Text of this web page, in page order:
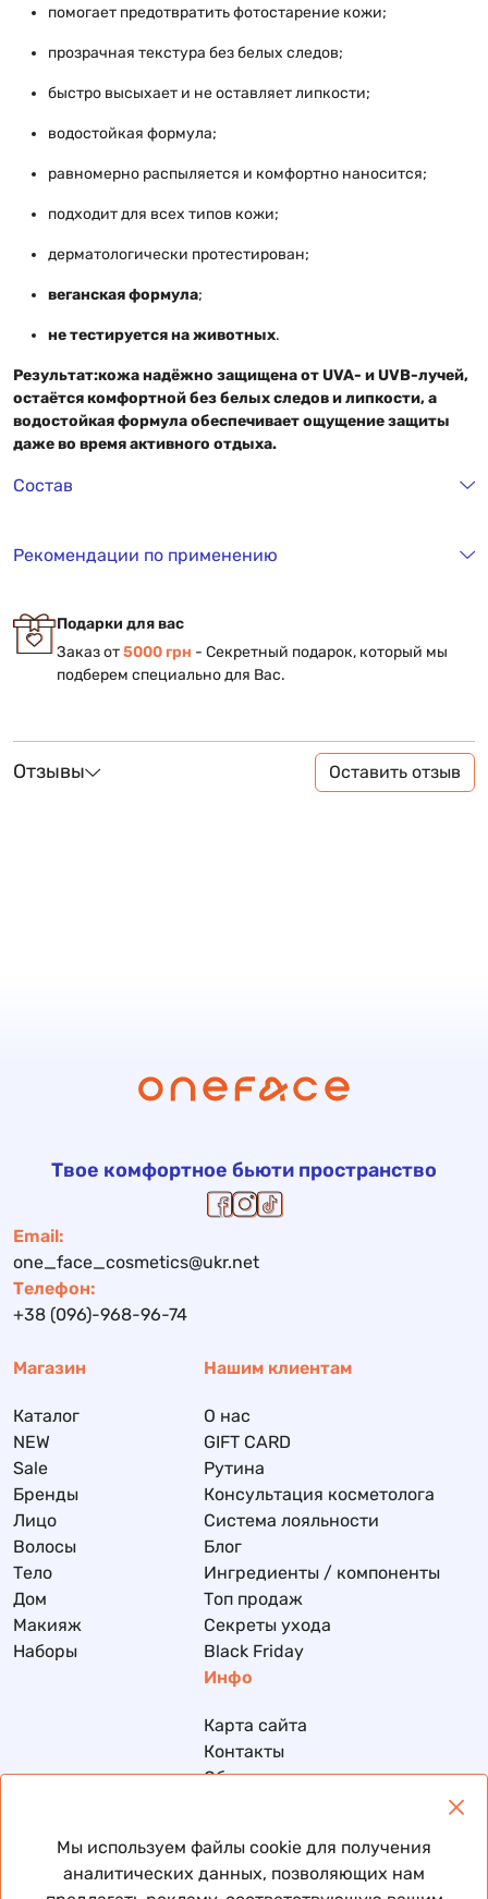
помогает предотвратить фотостарение кожи;
прозрачная текстура без белых следов;
быстро высыхает и не оставляет липкости;
водостойкая формула;
равномерно распыляется и комфортно наносится;
подходит для всех типов кожи;
дерматологически протестирован;
веганская формула;
не тестируется на животных.
Результат:кожа надёжно защищена от UVA- и UVB-лучей,
остаётся комфортной без белых следов и липкости, а
водостойкая формула обеспечивает ощущение защиты
даже во время активного отдыха.
Состав
Рекомендации по применению
Подарки для вас
Заказ от5000 грн - Секретный подарок, который мы
подберем специально для Вас.
Отзывы Оставить отзыв
Твое комфортное бьюти пространство
Email:
one_face_cosmetics@ukr.net
Телефон:
+38 (096)-968-96-74
Магазин
Каталог
NEW
Sale
Бренды
Лицо
Волосы
Тело
Дом
Макияж
Наборы
Нашим клиентам
О нас
GIFT CARD
Рутина
Консультация косметолога
Система лояльности
Блог
Ингредиенты / компоненты
Топ продаж
Секреты ухода
Black Friday
Инфо
Карта сайта
Контакты
Обмен и возврат
Договор публичной оферты
Мы используем файлы cookie для получения
аналитических данных, позволяющих нам